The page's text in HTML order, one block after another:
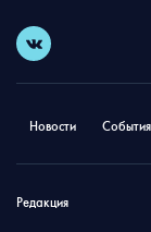
Новости События
Редакция